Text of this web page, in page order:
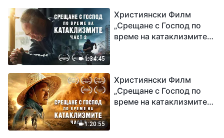
1:34:45
Християнски Филм
„Срещане с Господ по
време на катаклизмите“
1:20:55
Християнски Филм
„Срещане с Господ по
време на катаклизмите“